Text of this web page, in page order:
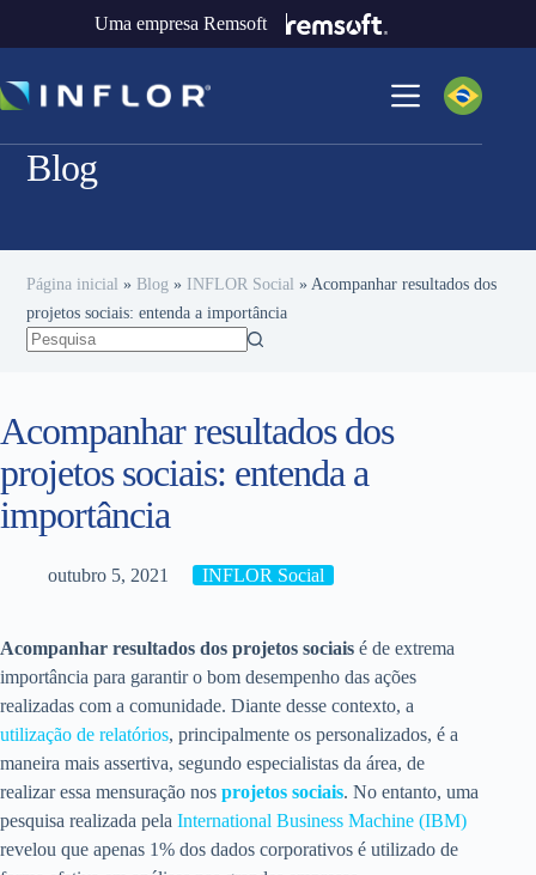
Uma empresa Remsoft
Blog
Página inicial » Blog » INFLOR Social »Acompanhar resultados dos
projetos sociais: entenda a importância
Acompanhar resultados dos
projetos sociais: entenda a
importância
outubro 5, 2021 INFLOR Social
Acompanhar resultados dos projetos sociais é de extrema
importância para garantir o bom desempenho das ações
realizadas com a comunidade. Diante desse contexto, a
utilização de relatórios, principalmente os personalizados, é a
maneira mais assertiva, segundo especialistas da área, de
realizar essa mensuração nos projetos sociais. No entanto, uma
pesquisa realizada pela International Business Machine (IBM)
revelou que apenas 1% dos dados corporativos é utilizado de